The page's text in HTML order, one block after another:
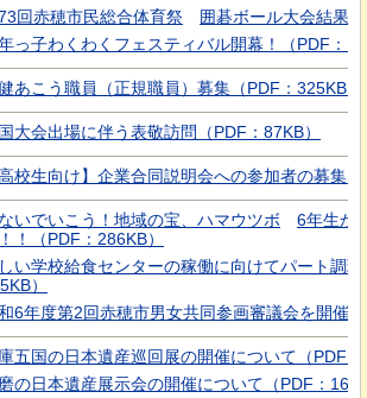
回赤穂市民総合体育祭
囲碁ボール大会結果
っ子わくわくフェスティバル開幕！（PDF：
あこう職員（正規職員）募集（PDF：325KB）
大会出場に伴う表敬訪問（PDF：87KB）
高校生向け】企業合同説明会への参加者の募集
いでいこう！地域の宝、ハマウツボ
6年生か
！
（PDF：286KB）
い学校給食センターの稼働に向けてパート調
）
6年度第2回赤穂市男女共同参画審議会を開催
五国の日本遺産巡回展の開催について（PDF
の日本遺産展示会の開催について（PDF：